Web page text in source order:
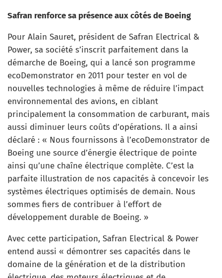
Safran renforce sa présence aux côtés de Boeing
Pour Alain Sauret, président de Safran Electrical &
Power, sa société s’inscrit parfaitement dans la
démarche de Boeing, qui a lancé son programme
ecoDemonstrator en 2011 pour tester en vol de
nouvelles technologies à même de réduire l’impact
environnemental des avions, en ciblant
principalement la consommation de carburant, mais
aussi diminuer leurs coûts d’opérations. Il a ainsi
déclaré : « Nous fournissons à l’ecoDemonstrator de
Boeing une source d’énergie électrique de pointe
ainsi qu’une chaîne électrique complète. C’est la
parfaite illustration de nos capacités à concevoir les
systèmes électriques optimisés de demain. Nous
sommes fiers de contribuer à l’effort de
développement durable de Boeing. »
Avec cette participation, Safran Electrical & Power
entend aussi « démontrer ses capacités dans le
domaine de la génération et de la distribution